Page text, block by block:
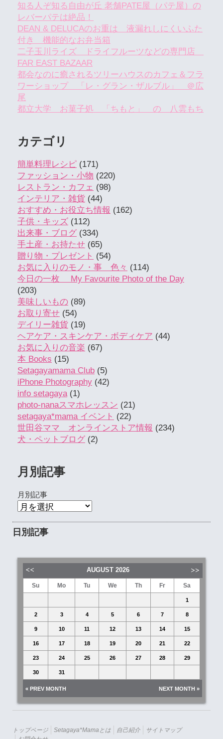
知る人ぞ知る自由が丘 老舗PATE屋（パテ屋）の
レバーパテは絶品！
DEAN & DELUCAのお重は 液漏れしにくいふた
付き 機能的なお弁当箱
二子玉川ライズ ドライフルーツなどの専門店
FAR EAST BAZAAR
都会なのに癒されるツリーハウスのカフェ＆フラ
ワーショップ 「レ・グラン・ザルブル」 ＠広
尾
都立大学 お菓子処 「ちもと」 の 八雲もち
カテゴリ
簡単料理レシピ (171)
ファッション・小物 (220)
レストラン・カフェ (98)
インテリア・雑貨 (44)
おすすめ・お役立ち情報 (162)
子供・キッズ (112)
出来事・ブログ (334)
手土産・お持たせ (65)
贈り物・プレゼント (54)
お気に入りのモノ・事 色々 (114)
今日の一枚 My Favourite Photo of the Day
(203)
美味しいもの (89)
お取り寄せ (54)
デイリー雑貨 (19)
ヘアケア・スキンケア・ボディケア (44)
お気に入りの音楽 (67)
本 Books (15)
Setagayamama Club (5)
iPhone Photography (42)
info setagaya(1)
photo-nanaスマホレッスン (21)
setagaya*mama イベント (22)
世田谷ママ オンラインストア情報 (234)
犬・ペットブログ (2)
月別記事
月別記事
日別記事
AUGUST 2026
Su Mo Tu We Th Fr Sa
1
2 3 4 5 6 7 8
9 10 11 12 13 14 15
16 17 18 19 20 21 22
23 24 25 26 27 28 29
30 31
« PREV MONTH NEXT MONTH »
トップページ Setagaya*mamaとは 自己紹介
サイトマップ